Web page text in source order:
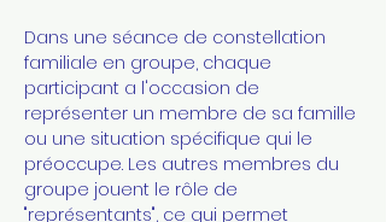
Dans une séance de constellation
familiale en groupe, chaque
participant a l'occasion de
représenter un membre de sa famille
ou une situation spécifique qui le
préoccupe. Les autres membres du
groupe jouent le rôle de
"représentants", ce qui permet